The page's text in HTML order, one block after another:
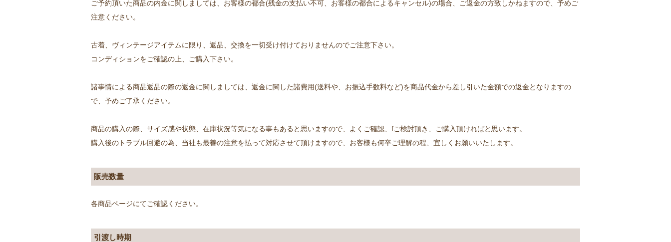
ご予約頂いた商品の内金に関しましては、お客様の都合(残金の支払い不可、お客様の都合によるキャンセル)の場合、ご返金の方致しかねますので、予めご
注意ください。
古着、ヴィンテージアイテムに限り、返品、交換を一切受け付けておりませんのでご注意下さい。
コンディションをご確認の上、ご購入下さい。
諸事情による商品返品の際の返金に関しましては、返金に関した諸費用(送料や、お振込手数料など)を商品代金から差し引いた金額での返金となりますの
で、予めご了承ください。
商品の購入の際、サイズ感や状態、在庫状況等気になる事もあると思いますので、よくご確認、fご検討頂き、ご購入頂ければと思います。
購入後のトラブル回避の為、当社も最善の注意を払って対応させて頂けますので、お客様も何卒ご理解の程、宜しくお願いいたします。
販売数量
各商品ページにてご確認ください。
引渡し時期